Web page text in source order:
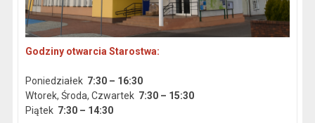
Godziny otwarcia Starostwa:
Poniedziałek 7:30 – 16:30
Wtorek, Środa, Czwartek 7:30 – 15:30
Piątek 7:30 – 14:30